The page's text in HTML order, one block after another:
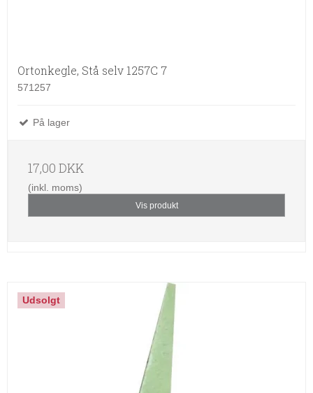
Ortonkegle, Stå selv 1257C 7
571257
På lager
17,00 DKK
(inkl. moms)
Vis produkt
Udsolgt